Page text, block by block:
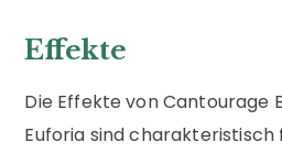
Effekte
Die Effekte von Cantourage
Euforia sind charakteristisch